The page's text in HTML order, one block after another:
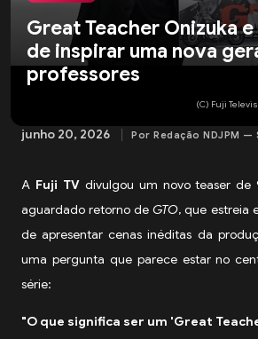
Great Teacher Onizuka
de inspirar uma nova
professores
(C) Fuji
junho 20, 2026 Por Redação NDJPM —
A Fuji TV divulgou um novo teaser de
aguardado retorno deGTO, que estreia
de apresentar cenas inéditas da
uma pergunta que parece estar no
série:
"O que significa ser um 'Great